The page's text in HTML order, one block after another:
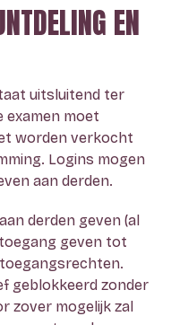
EN
uitsluitend ter
examen moet
worden verkocht
Logins mogen
aan derden.
derden geven (al
geven tot
geblokkeerd zonder
zover mogelijk zal